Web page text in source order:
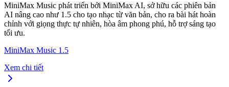
MiniMax Music phát triển bởi MiniMax AI, sở hữu các phiên bản
AI nâng cao như 1.5 cho tạo nhạc từ văn bản, cho ra bài hát hoàn
chỉnh với giọng thực tự nhiên, hòa âm phong phú, hỗ trợ sáng tạo
tối ưu.
MiniMax Music 1.5
Xem chi tiết